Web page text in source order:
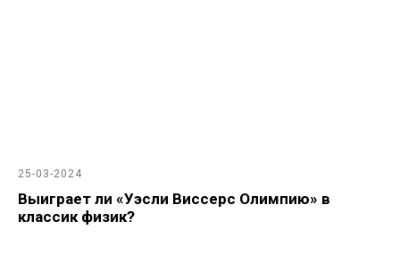
25-03-2024
Выиграет ли «Уэсли Виссерс Олимпию» в
классик физик?